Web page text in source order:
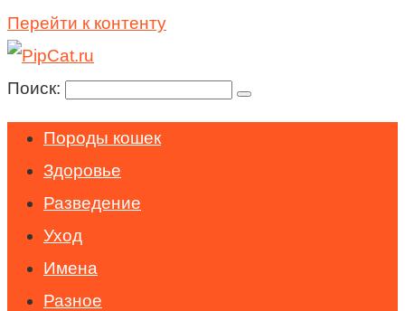
Перейти к контенту
Поиск:
Породы кошек
Здоровье
Разведение
Уход
Имена
Разное